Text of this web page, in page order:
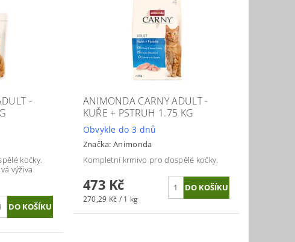
-
kočky.
výživa
ANIMONDA CARNY ADULT -
KUŘE + PSTRUH 1.75 KG
Obvykle do 3 dnů
Značka:Animonda
Kompletní krmivo pro dospělé kočky.
473 Kč
270,29 Kč / 1 kg